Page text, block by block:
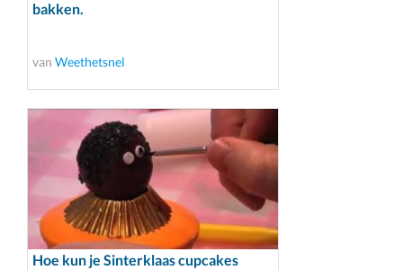
bakken.
van Weethetsnel
Hoe kun je Sinterklaas cupcakes